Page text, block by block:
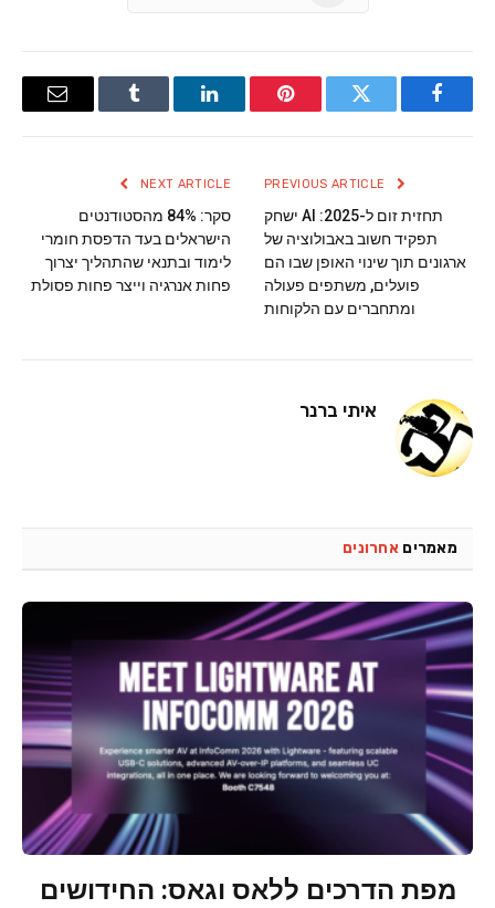
Facebook
Twitter
Pinterest
LinkedIn
Tumblr
Email
תחזית זום ל-2025: AI ישחק
תפקיד חשוב באבולוציה של
ארגונים תוך שינוי האופן שבו הם
פועלים, משתפים פעולה
ומתחברים עם הלקוחות
NEXT ARTICLE
סקר: 84% מהסטודנטים
הישראלים בעד הדפסת חומרי
לימוד ובתנאי שהתהליך יצרוך
פחות אנרגיה וייצר פחות פסולת
איתי ברנר
מאמרים אחרונים
מפת הדרכים ללאס וגאס: החידושים